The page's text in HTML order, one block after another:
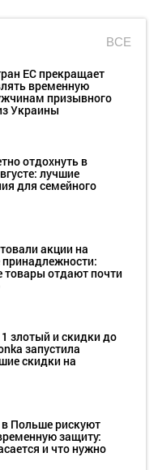
ВСЕ
ЕС прекращает
временную
призывного
Украины
отдохнуть в
лучшие
для семейного
акции на
товары отдают почти
злотый и скидки до
запустила
скидки на
Польше рискуют
защиту:
и что нужно